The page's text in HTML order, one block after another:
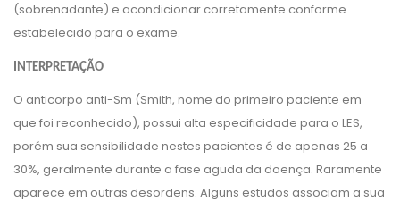
(sobrenadante) e acondicionar corretamente conforme
estabelecido para o exame.
INTERPRETAÇÃO
O anticorpo anti-Sm (Smith, nome do primeiro paciente em
que foi reconhecido), possui alta especificidade para o LES,
porém sua sensibilidade nestes pacientes é de apenas 25 a
30%, geralmente durante a fase aguda da doença. Raramente
aparece em outras desordens. Alguns estudos associam a sua